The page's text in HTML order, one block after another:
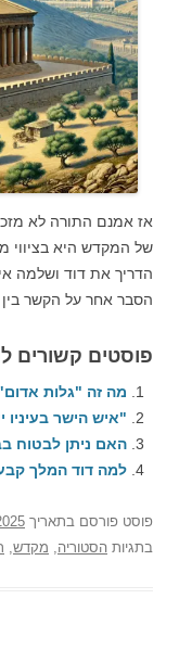
אז אמנם התורה לא
של המקדש היא בציווי
הדריך את דוד ושלמה
הסבר אחר על הקשר
פוסטים קשורים
מה זה "גלות
"איש הישר
האם ניתן לבטוח
למה דוד המלך
פוסט פורסם בתאריך
בתגיות הסטוריה מקדש